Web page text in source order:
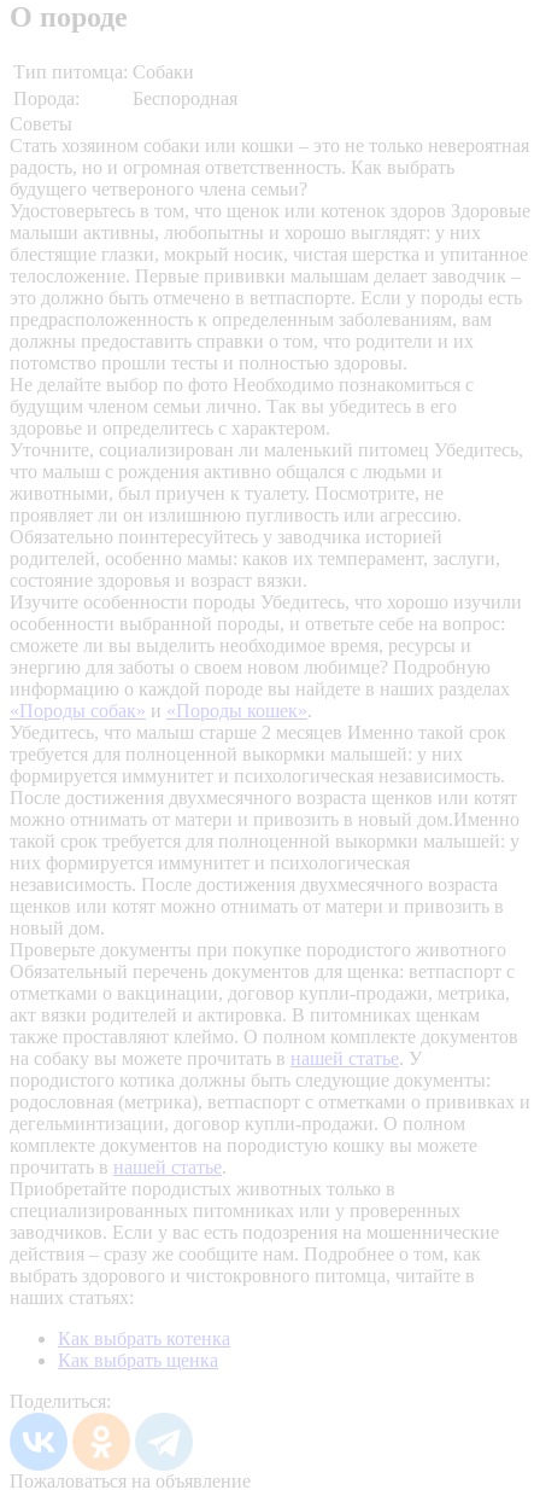
О породе
Тип питомца: Собаки
Порода:
Беспородная
Советы
Стать хозяином собаки или кошки – это не только невероятная
радость, но и огромная ответственность. Как выбрать
будущего четвероного члена семьи?
Удостоверьтесь в том, что щенок или котенок здоров Здоровые
малыши активны, любопытны и хорошо выглядят: у них
блестящие глазки, мокрый носик, чистая шерстка и упитанное
телосложение. Первые прививки малышам делает заводчик –
это должно быть отмечено в ветпаспорте. Если у породы есть
предрасположенность к определенным заболеваниям, вам
должны предоставить справки о том, что родители и их
потомство прошли тесты и полностью здоровы.
Не делайте выбор по фото Необходимо познакомиться с
будущим членом семьи лично. Так вы убедитесь в его
здоровье и определитесь с характером.
Уточните, социализирован ли маленький питомец Убедитесь,
что малыш с рождения активно общался с людьми и
животными, был приучен к туалету. Посмотрите, не
проявляет ли он излишнюю пугливость или агрессию.
Обязательно поинтересуйтесь у заводчика историей
родителей, особенно мамы: каков их темперамент, заслуги,
состояние здоровья и возраст вязки.
Изучите особенности породы Убедитесь, что хорошо изучили
особенности выбранной породы, и ответьте себе на вопрос:
сможете ли вы выделить необходимое время, ресурсы и
энергию для заботы о своем новом любимце? Подробную
информацию о каждой породе вы найдете в наших разделах
«Породы собак» и «Породы кошек».
Убедитесь, что малыш старше 2 месяцев Именно такой срок
требуется для полноценной выкормки малышей: у них
формируется иммунитет и психологическая независимость.
После достижения двухмесячного возраста щенков или котят
можно отнимать от матери и привозить в новый дом.Именно
такой срок требуется для полноценной выкормки малышей: у
них формируется иммунитет и психологическая
независимость. После достижения двухмесячного возраста
щенков или котят можно отнимать от матери и привозить в
новый дом.
Проверьте документы при покупке породистого животного
Обязательный перечень документов для щенка: ветпаспорт с
отметками о вакцинации, договор купли-продажи, метрика,
акт вязки родителей и актировка. В питомниках щенкам
также проставляют клеймо. О полном комплекте документов
на собаку вы можете прочитать в нашей статье. У
породистого котика должны быть следующие документы:
родословная (метрика), ветпаспорт с отметками о прививках и
дегельминтизации, договор купли-продажи. О полном
комплекте документов на породистую кошку вы можете
прочитать в нашей статье.
Приобретайте породистых животных только в
специализированных питомниках или у проверенных
заводчиков. Если у вас есть подозрения на мошеннические
действия – сразу же сообщите нам. Подробнее о том, как
выбрать здорового и чистокровного питомца, читайте в
наших статьях:
Как выбрать котенка
Как выбрать щенка
Поделиться:
Пожаловаться на объявление